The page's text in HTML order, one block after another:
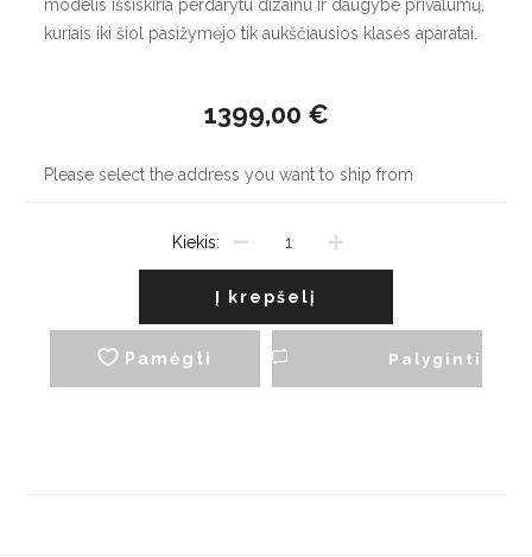
modelis išsiskiria perdarytu dizainu ir daugybe privalumų,
kuriais iki šiol pasižymėjo tik aukščiausios klasės aparatai.
1399,00 €
Please select the address you want to ship from
Kiekis:
Pamėgti
Į krepšelį
Palyginti